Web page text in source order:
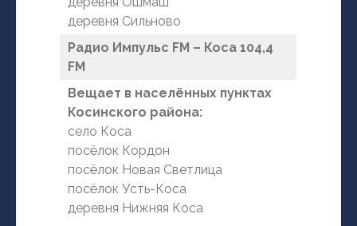
деревня Сильново
Радио Импульс FM – Коса 104,4
FM
Вещает в населённых пунктах
Косинского района:
село Коса
посёлок Кордон
посёлок Новая Светлица
посёлок Усть-Коса
деревня Нижняя Коса